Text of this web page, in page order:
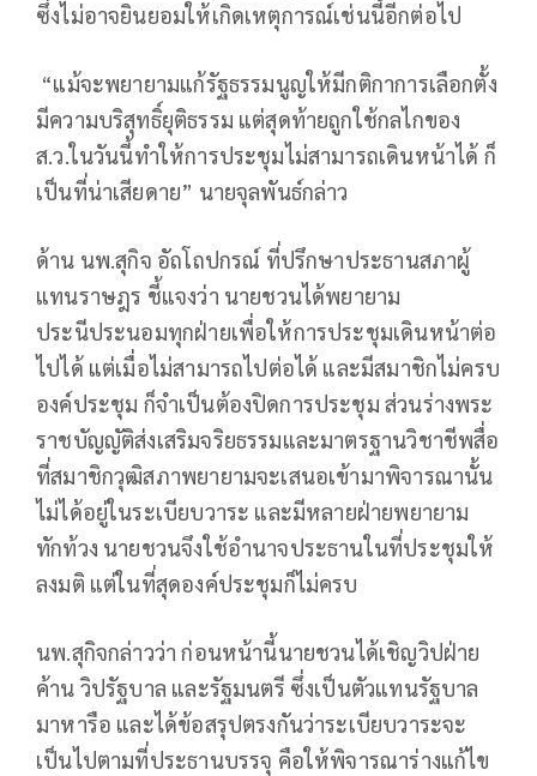
ซึ่งไม่อาจยินยอมให้เกิดเหตุการณ์เช่นนี้อีกต่อไป
“แม้จะพยายามแก้รัฐธรรมนูญให้มีกติกาการเลือกตั้ง
มีความบริสุทธิ์ยุติธรรม แต่สุดท้ายถูกใช้กลไกของ
ส.ว.ในวันนี้ทำให้การประชุมไม่สามารถเดินหน้าได้ ก็
เป็นที่น่าเสียดาย” นายจุลพันธ์กล่าว
ด้าน นพ.สุกิจ อัถโถปกรณ์ ที่ปรึกษาประธานสภาผู้
แทนราษฎร ชี้แจงว่า นายชวนได้พยายาม
ประนีประนอมทุกฝ่ายเพื่อให้การประชุมเดินหน้าต่อ
ไปได้ แต่เมื่อไม่สามารถไปต่อได้ และมีสมาชิกไม่ครบ
องค์ประชุม ก็จำเป็นต้องปิดการประชุม ส่วนร่างพระ
ราชบัญญัติส่งเสริมจริยธรรมและมาตรฐานวิชาชีพสื่อ
ที่สมาชิกวุฒิสภาพยายามจะเสนอเข้ามาพิจารณานั้น
ไม่ได้อยู่ในระเบียบวาระ และมีหลายฝ่ายพยายาม
ทักท้วง นายชวนจึงใช้อำนาจประธานในที่ประชุมให้
ลงมติ แต่ในที่สุดองค์ประชุมก็ไม่ครบ
นพ.สุกิจกล่าวว่า ก่อนหน้านี้นายชวนได้เชิญวิปฝ่าย
ค้าน วิปรัฐบาล และรัฐมนตรี ซึ่งเป็นตัวแทนรัฐบาล
มาหารือ และได้ข้อสรุปตรงกันว่าระเบียบวาระจะ
เป็นไปตามที่ประธานบรรจุ คือให้พิจารณาร่างแก้ไข